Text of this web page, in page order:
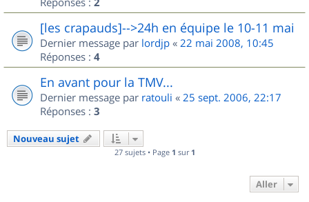
[les crapauds]-->24h en équipe le 10-11 mai
Dernier message par lordjp « 22 mai 2008, 10:45
Réponses : 4
En avant pour la TMV...
Dernier message par ratouli « 25 sept. 2006, 22:17
Réponses : 3
Nouveau sujet
27 sujets • Page 1 sur 1
Aller